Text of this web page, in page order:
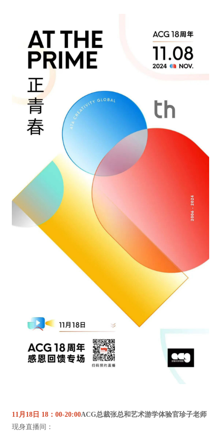
11月 18日 18： 00-20:00ACG总裁张总和艺术游学体验官珍子老师
现身直播间：